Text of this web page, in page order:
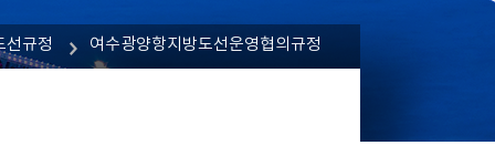
선규정 여수광양항지방도선운영협의규정